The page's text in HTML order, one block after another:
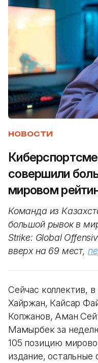
НОВОСТИ
совершили
мировом
Команда из
большой рывок в
Strike: Global
вверх на 69 мест,
Сейчас коллектив,
Хайржан, Кайсар
Копжанов, Аман
Мамырбек за
105 позицию
издание, остальные